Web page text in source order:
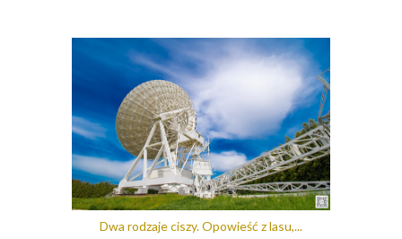
Dwa rodzaje ciszy. Opowieść z lasu,...